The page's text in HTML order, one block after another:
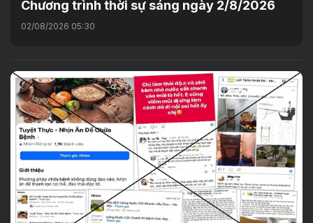
Chương trình thời sự sáng ngày 2/8/2026
02/08/2026 05:30